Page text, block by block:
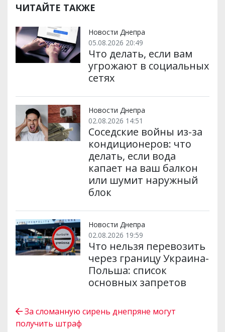
ЧИТАЙТЕ ТАКЖЕ
Новости Днепра
05.08.2026 20:49
Что делать, если вам
угрожают в социальных
сетях
Новости Днепра
02.08.2026 14:51
Соседские войны из-за
кондиционеров: что
делать, если вода
капает на ваш балкон
или шумит наружный
блок
Новости Днепра
02.08.2026 19:59
Что нельзя перевозить
через границу Украина-
Польша: список
основных запретов
За сломанную сирень днепряне могут
получить штраф